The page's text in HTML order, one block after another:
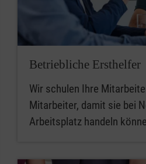
Betriebliche Ersthelfer
Wir schulen Ihre
Mitarbeiter, damit sie bei
Arbeitsplatz handeln